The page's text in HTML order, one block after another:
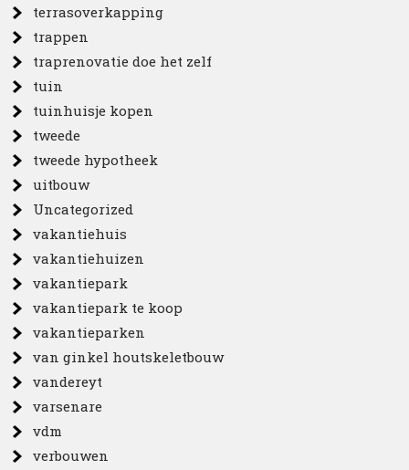
terrasoverkapping
trappen
traprenovatie doe het zelf
tuin
tuinhuisje kopen
tweede
tweede hypotheek
uitbouw
Uncategorized
vakantiehuis
vakantiehuizen
vakantiepark
vakantiepark te koop
vakantieparken
van ginkel houtskeletbouw
vandereyt
varsenare
vdm
verbouwen